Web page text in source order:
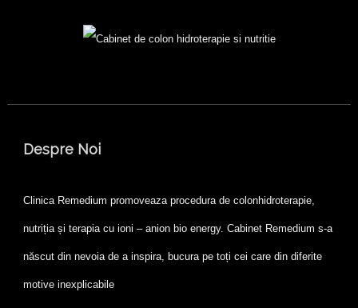
Despre Noi
Clinica Remedium promoveaza procedura de colonhidroterapie,
nutriția și terapia cu ioni – anion bio energy. Cabinet Remedium s-a
născut din nevoia de a inspira, bucura pe toți cei care din diferite
motive inexplicabile